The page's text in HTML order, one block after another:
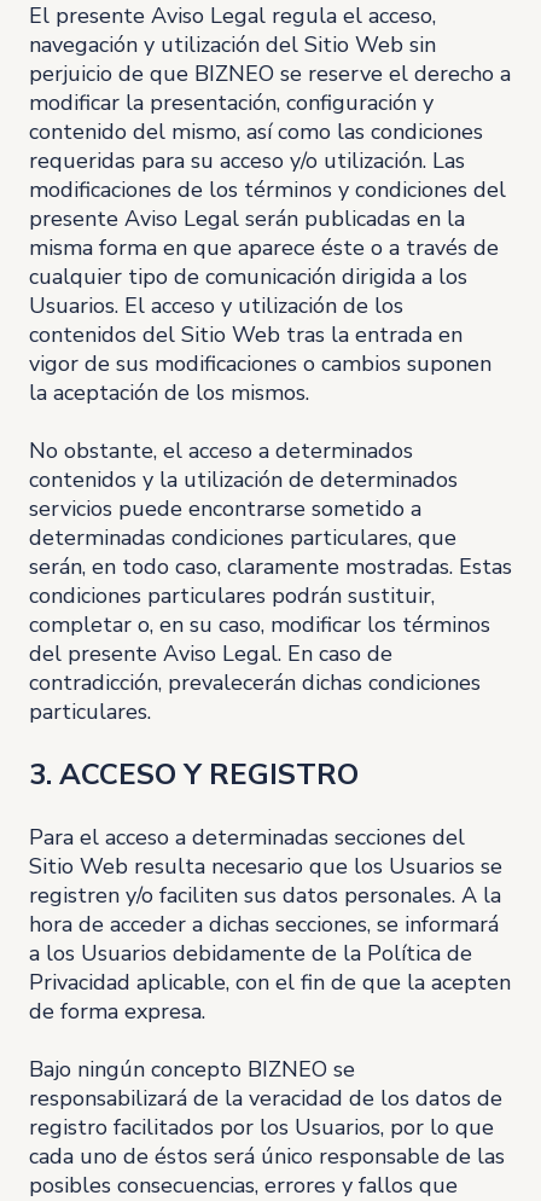
El presente Aviso Legal regula el acceso,
navegación y utilización del Sitio Web sin
perjuicio de que BIZNEO se reserve el derecho a
modificar la presentación, configuración y
contenido del mismo, así como las condiciones
requeridas para su acceso y/o utilización. Las
modificaciones de los términos y condiciones del
presente Aviso Legal serán publicadas en la
misma forma en que aparece éste o a través de
cualquier tipo de comunicación dirigida a los
Usuarios. El acceso y utilización de los
contenidos del Sitio Web tras la entrada en
vigor de sus modificaciones o cambios suponen
la aceptación de los mismos.
No obstante, el acceso a determinados
contenidos y la utilización de determinados
servicios puede encontrarse sometido a
determinadas condiciones particulares, que
serán, en todo caso, claramente mostradas. Estas
condiciones particulares podrán sustituir,
completar o, en su caso, modificar los términos
del presente Aviso Legal. En caso de
contradicción, prevalecerán dichas condiciones
particulares.
3. ACCESO Y REGISTRO
Para el acceso a determinadas secciones del
Sitio Web resulta necesario que los Usuarios se
registren y/o faciliten sus datos personales. A la
hora de acceder a dichas secciones, se informará
a los Usuarios debidamente de la Política de
Privacidad aplicable, con el fin de que la acepten
de forma expresa.
Bajo ningún concepto BIZNEO se
responsabilizará de la veracidad de los datos de
registro facilitados por los Usuarios, por lo que
cada uno de éstos será único responsable de las
posibles consecuencias, errores y fallos que